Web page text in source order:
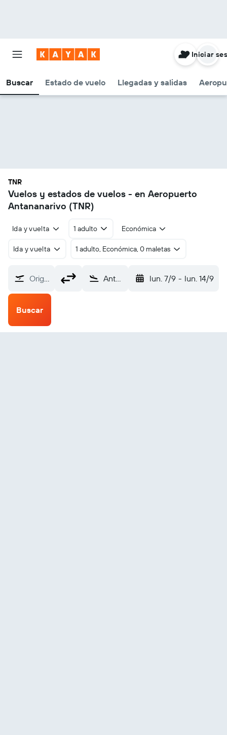
Buscar Estado de vuelo Llegadas y salidas
Iniciar
TNR
Vuelos y estados de vuelos - en Aeropuerto
Antananarivo (TNR)
Ida y vuelta 1 adulto Económica
Ida y vuelta 1 adulto, Económica, 0 maletas
Origen Antananarivo (TNR) lun. 7/9 - lun. 14/9
Buscar